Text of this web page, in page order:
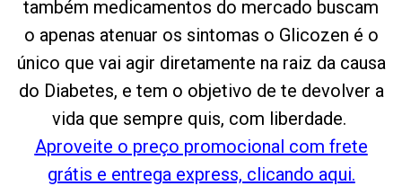
também medicamentos do mercado buscam
o apenas atenuar os sintomas o Glicozen é o
único que vai agir diretamente na raiz da causa
do Diabetes, e tem o objetivo de te devolver a
vida que sempre quis, com liberdade.
Aproveite o preço promocional com frete
grátis e entrega express, clicando aqui.